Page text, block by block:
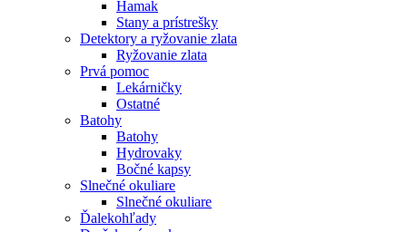
Hamak
Stany a prístrešky
Detektory a ryžovanie zlata
Ryžovanie zlata
Prvá pomoc
Lekárničky
Ostatné
Batohy
Batohy
Hydrovaky
Bočné kapsy
Slnečné okuliare
Slnečné okuliare
Ďalekohľady